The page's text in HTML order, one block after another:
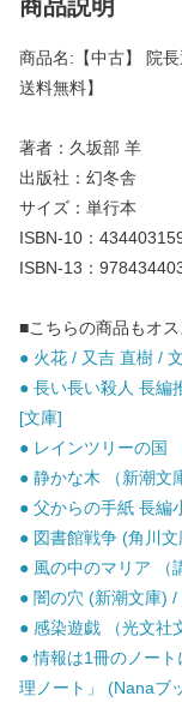
商品説明
商品名:【中古】 院
送料無料】
著者：久坂部 羊
出版社：幻冬舎
サイズ：単行本
ISBN-10：
ISBN-13：
■こちらの商品もオ
● 火花 / 又吉 直樹 /
● 長い長い殺人 長編
[文庫]
● レインツリーの国
● 静かな木 （新潮
● 父からの手紙 長編
● 図書館戦争 (角川
● 風の中のマリア （
● 闇の穴 (新潮文庫)
● 感染遊戯 （光文社
● 情報は1冊のノー
理ノート」 (Nanaブ